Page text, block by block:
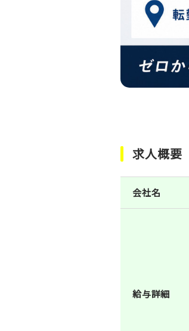
求人概要
会社名
給与詳細